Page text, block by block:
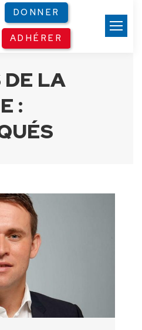
DONNER
ADHÉRER
DE LA
: